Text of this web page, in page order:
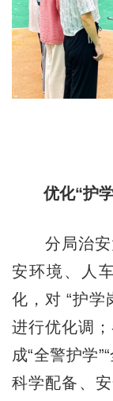
优化“护学
分局治安
安环境、人
化，对 “护学
进行优化调
成“全警护学
科学配备、